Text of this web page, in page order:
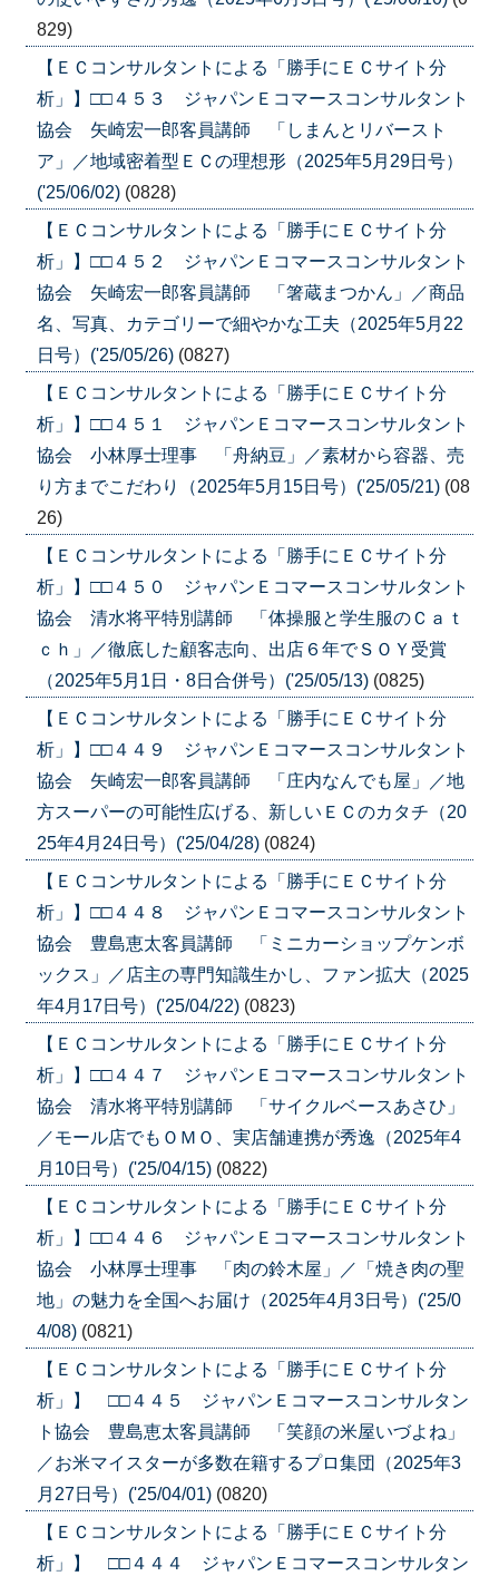
829)
【ＥＣコンサルタントによる「勝手にＥＣサイト分
析」】□□４５３ ジャパンＥコマースコンサルタント
協会 矢崎宏一郎客員講師 「しまんとリバースト
ア」／地域密着型ＥＣの理想形（2025年5月29日号）
('25/06/02) (0828)
【ＥＣコンサルタントによる「勝手にＥＣサイト分
析」】□□４５２ ジャパンＥコマースコンサルタント
協会 矢崎宏一郎客員講師 「箸蔵まつかん」／商品
名、写真、カテゴリーで細やかな工夫（2025年5月22
日号）('25/05/26) (0827)
【ＥＣコンサルタントによる「勝手にＥＣサイト分
析」】□□４５１ ジャパンＥコマースコンサルタント
協会 小林厚士理事 「舟納豆」／素材から容器、売
り方までこだわり（2025年5月15日号）('25/05/21) (08
26)
【ＥＣコンサルタントによる「勝手にＥＣサイト分
析」】□□４５０ ジャパンＥコマースコンサルタント
協会 清水将平特別講師 「体操服と学生服のＣａｔ
ｃｈ」／徹底した顧客志向、出店６年でＳＯＹ受賞
（2025年5月1日・8日合併号）('25/05/13) (0825)
【ＥＣコンサルタントによる「勝手にＥＣサイト分
析」】□□４４９ ジャパンＥコマースコンサルタント
協会 矢崎宏一郎客員講師 「庄内なんでも屋」／地
方スーパーの可能性広げる、新しいＥＣのカタチ（20
25年4月24日号）('25/04/28) (0824)
【ＥＣコンサルタントによる「勝手にＥＣサイト分
析」】□□４４８ ジャパンＥコマースコンサルタント
協会 豊島恵太客員講師 「ミニカーショップケンボ
ックス」／店主の専門知識生かし、ファン拡大（2025
年4月17日号）('25/04/22) (0823)
【ＥＣコンサルタントによる「勝手にＥＣサイト分
析」】□□４４７ ジャパンＥコマースコンサルタント
協会 清水将平特別講師 「サイクルベースあさひ」
／モール店でもＯＭＯ、実店舗連携が秀逸（2025年4
月10日号）('25/04/15) (0822)
【ＥＣコンサルタントによる「勝手にＥＣサイト分
析」】□□４４６ ジャパンＥコマースコンサルタント
協会 小林厚士理事 「肉の鈴木屋」／「焼き肉の聖
地」の魅力を全国へお届け（2025年4月3日号）('25/0
4/08) (0821)
【ＥＣコンサルタントによる「勝手にＥＣサイト分
析」】 □□４４５ ジャパンＥコマースコンサルタン
ト協会 豊島恵太客員講師 「笑顔の米屋いづよね」
／お米マイスターが多数在籍するプロ集団（2025年3
月27日号）('25/04/01) (0820)
【ＥＣコンサルタントによる「勝手にＥＣサイト分
析」】 □□４４４ ジャパンＥコマースコンサルタン